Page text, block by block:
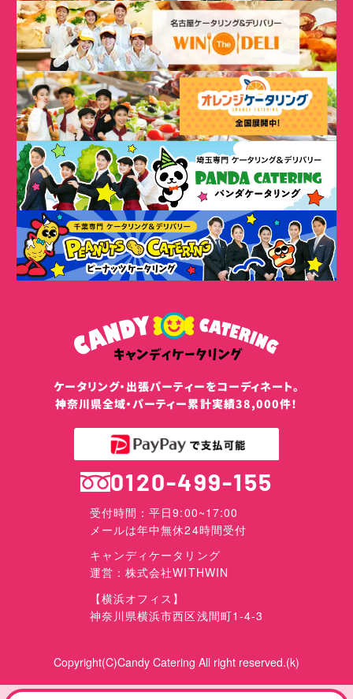
ケータリング・出張パーティーをコーディネート。
神奈川県全域・パーティー累計実績38,000件！
0120-499-155
受付時間：平日9:00~17:00
メールは年中無休24時間受付
キャンディケータリング
運営：株式会社WITHWIN
【横浜オフィス】
神奈川県横浜市西区浅間町1-4-3
Copyright(C)Candy Catering All right reserved.(k)